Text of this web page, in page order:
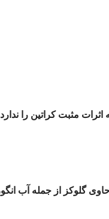
مثبت کراتین را
گلوکز از جمله آب